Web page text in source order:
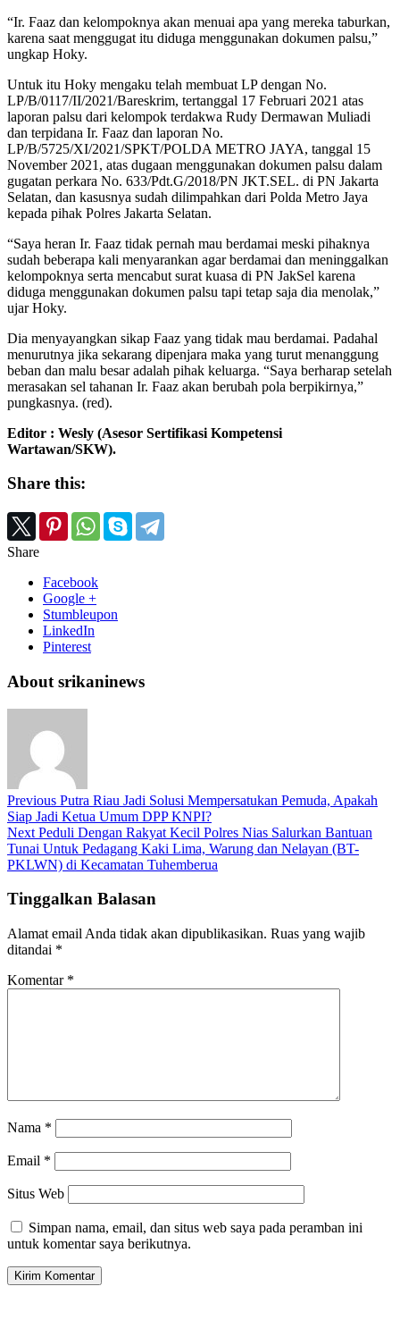
“Ir. Faaz dan kelompoknya akan menuai apa yang mereka taburkan,
karena saat menggugat itu diduga menggunakan dokumen palsu,”
ungkap Hoky.
Untuk itu Hoky mengaku telah membuat LP dengan No.
LP/B/0117/II/2021/Bareskrim, tertanggal 17 Februari 2021 atas
laporan palsu dari kelompok terdakwa Rudy Dermawan Muliadi
dan terpidana Ir. Faaz dan laporan No.
LP/B/5725/XI/2021/SPKT/POLDA METRO JAYA, tanggal 15
November 2021, atas dugaan menggunakan dokumen palsu dalam
gugatan perkara No. 633/Pdt.G/2018/PN JKT.SEL. di PN Jakarta
Selatan, dan kasusnya sudah dilimpahkan dari Polda Metro Jaya
kepada pihak Polres Jakarta Selatan.
“Saya heran Ir. Faaz tidak pernah mau berdamai meski pihaknya
sudah beberapa kali menyarankan agar berdamai dan meninggalkan
kelompoknya serta mencabut surat kuasa di PN JakSel karena
diduga menggunakan dokumen palsu tapi tetap saja dia menolak,”
ujar Hoky.
Dia menyayangkan sikap Faaz yang tidak mau berdamai. Padahal
menurutnya jika sekarang dipenjara maka yang turut menanggung
beban dan malu besar adalah pihak keluarga. “Saya berharap setelah
merasakan sel tahanan Ir. Faaz akan berubah pola berpikirnya,”
pungkasnya. (red).
Editor : Wesly (Asesor Sertifikasi Kompetensi
Wartawan/SKW).
Share this:
Share
Facebook
Google +
Stumbleupon
LinkedIn
Pinterest
About srikaninews
Previous Putra Riau Jadi Solusi Mempersatukan Pemuda, Apakah
Siap Jadi Ketua Umum DPP KNPI?
Next Peduli Dengan Rakyat Kecil Polres Nias Salurkan Bantuan
Tunai Untuk Pedagang Kaki Lima, Warung dan Nelayan (BT-
PKLWN) di Kecamatan Tuhemberua
Tinggalkan Balasan
Alamat email Anda tidak akan dipublikasikan. Ruas yang wajib
ditandai *
Komentar *
Nama *
Email *
Situs Web
Simpan nama, email, dan situs web saya pada peramban ini
untuk komentar saya berikutnya.